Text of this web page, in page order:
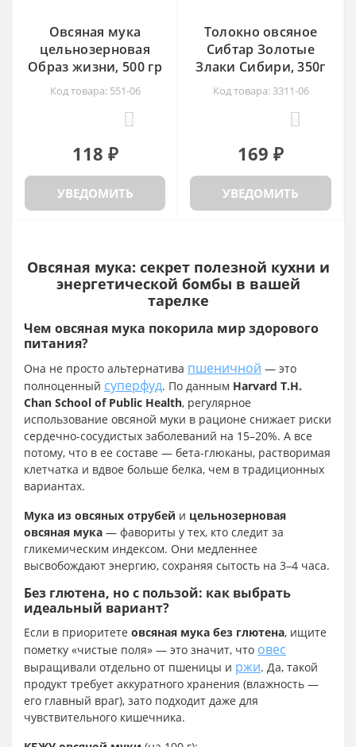
Овсяная мука
цельнозерновая
Образ жизни, 500 гр
Код товара: 551-06
118 ₽
УВЕДОМИТЬ
Толокно овсяное
Сибтар Золотые
Злаки Сибири, 350г
Код товара: 3311-06
169 ₽
УВЕДОМИТЬ
Овсяная мука: секрет полезной кухни и
энергетической бомбы в вашей
тарелке
Чем овсяная мука покорила мир здорового
питания?
Она не просто альтернатива пшеничной — это
полноценный суперфуд. По данным Harvard T.H.
Chan School of Public Health, регулярное
использование овсяной муки в рационе снижает риски
сердечно-сосудистых заболеваний на 15–20%. А все
потому, что в ее составе — бета-глюканы, растворимая
клетчатка и вдвое больше белка, чем в традиционных
вариантах.
Мука из овсяных отрубей и цельнозерновая
овсяная мука — фавориты у тех, кто следит за
гликемическим индексом. Они медленнее
высвобождают энергию, сохраняя сытость на 3–4 часа.
Без глютена, но с пользой: как выбрать
идеальный вариант?
Если в приоритете овсяная мука без глютена, ищите
пометку «чистые поля» — это значит, что овес
выращивали отдельно от пшеницы и ржи. Да, такой
продукт требует аккуратного хранения (влажность —
его главный враг), зато подходит даже для
чувствительного кишечника.